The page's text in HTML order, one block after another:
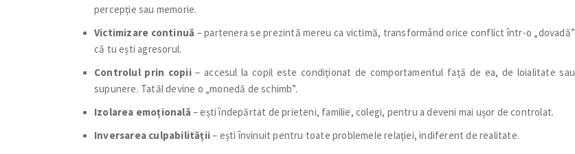
percepție sau memorie.
Victimizare continuă – partenera se prezintă mereu ca victimă, transformând orice conflict într-o „dovadă”
că tu ești agresorul.
Controlul prin copii– accesul la copil este condiționat de comportamentul față de ea, de loialitate sau
supunere. Tatăl devine o „monedă de schimb”.
Izolarea emoțională – ești îndepărtat de prieteni, familie, colegi, pentru a deveni mai ușor de controlat.
Inversarea culpabilității– ești învinuit pentru toate problemele relației, indiferent de realitate.